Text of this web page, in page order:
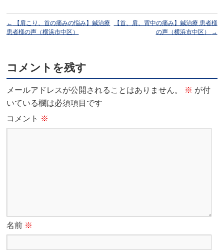
←
【肩こり、首の痛みの悩み】鍼治療
患者様の声（横浜市中区）
【首、肩、背中の痛み】鍼治療 患者様
の声（横浜市中区）
→
コメントを残す
メールアドレスが公開されることはありません。 ※ が付
いている欄は必須項目です
コメント ※
名前 ※